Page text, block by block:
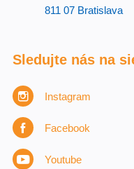
811 07 Bratislava
Sledujte nás na
Instagram
Facebook
Youtube